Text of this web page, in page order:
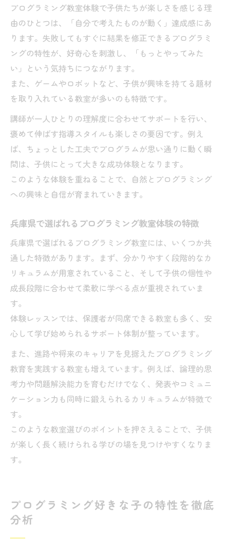
プログラミング教室体験で子供たちが楽しさを感じる理
由のひとつは、「自分で考えたものが動く」達成感にあ
ります。失敗してもすぐに結果を修正できるプログラミ
ングの特性が、好奇心を刺激し、「もっとやってみた
い」という気持ちにつながります。
また、ゲームやロボットなど、子供が興味を持てる題材
を取り入れている教室が多いのも特徴です。
講師が一人ひとりの理解度に合わせてサポートを行い、
褒めて伸ばす指導スタイルも楽しさの要因です。例え
ば、ちょっとした工夫でプログラムが思い通りに動く瞬
間は、子供にとって大きな成功体験となります。
このような体験を重ねることで、自然とプログラミング
への興味と自信が育まれていきます。
兵庫県で選ばれるプログラミング教室体験の特徴
兵庫県で選ばれるプログラミング教室には、いくつか共
通した特徴があります。まず、分かりやすく段階的なカ
リキュラムが用意されていること、そして子供の個性や
成長段階に合わせて柔軟に学べる点が重視されていま
す。
体験レッスンでは、保護者が同席できる教室も多く、安
心して学び始められるサポート体制が整っています。
また、進路や将来のキャリアを見据えたプログラミング
教育を実践する教室も増えています。例えば、論理的思
考力や問題解決能力を育むだけでなく、発表やコミュニ
ケーション力も同時に鍛えられるカリキュラムが特徴で
す。
このような教室選びのポイントを押さえることで、子供
が楽しく長く続けられる学びの場を見つけやすくなりま
す。
プログラミング好きな子の特性を徹底
分析